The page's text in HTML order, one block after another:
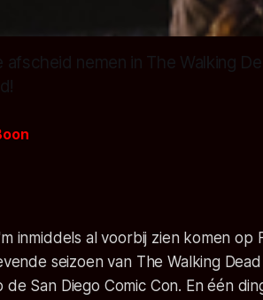
afscheid nemen in The Walking
inmiddels al voorbij zien komen
seizoen van The Walking
San Diego Comic Con. En één